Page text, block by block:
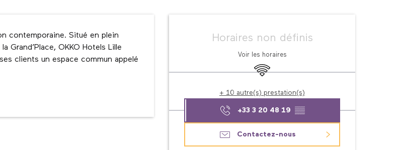
Ouverture et
Horaires non définis
Voir les horaires
WiFi
+ 10 autre(s) prestation(s)
+33 3 20 48 19 ▒▒
Contactez-nous
contemporaine. Situé en plein
Grand’Place, OKKO Hotels Lille
clients un espace commun appelé